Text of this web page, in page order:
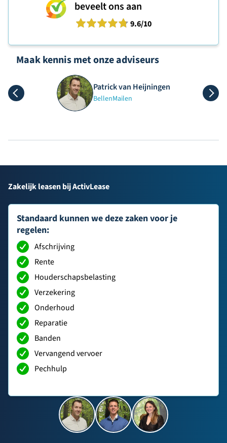
beveelt ons aan
9.6/10
Maak kennis met onze adviseurs
Patrick van Heijningen
BellenMailen
Zakelijk leasen bij ActivLease
Standaard kunnen we deze zaken voor je
regelen:
Afschrijving
Rente
Houderschapsbelasting
Verzekering
Onderhoud
Reparatie
Banden
Vervangend vervoer
Pechhulp